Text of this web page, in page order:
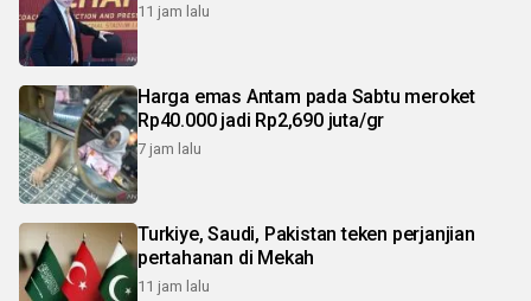
11 jam lalu
Harga emas Antam pada Sabtu meroket
Rp40.000 jadi Rp2,690 juta/gr
7 jam lalu
Turkiye, Saudi, Pakistan teken perjanjian
pertahanan di Mekah
11 jam lalu